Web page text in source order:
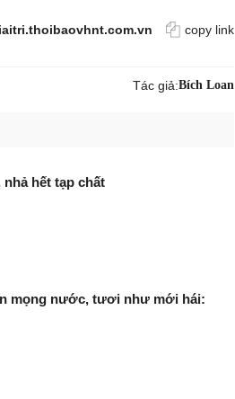
copy link
Tác giả:Bích Loan
hết tạp chất
mọng nước, tươi như mới hái: